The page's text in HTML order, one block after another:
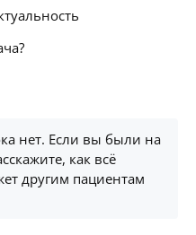
нет. Если вы были на
как всё
другим пациентам